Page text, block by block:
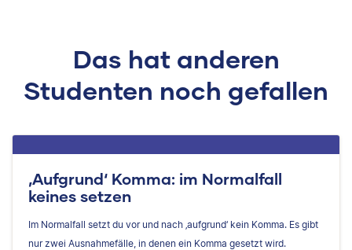
Das hat anderen
Studenten noch gefallen
‚Aufgrund‘ Komma: im Normalfall
keines setzen
Im Normalfall setzt du vor und nach ‚aufgrund‘ kein Komma. Es gibt
nur zwei Ausnahmefälle, in denen ein Komma gesetzt wird.